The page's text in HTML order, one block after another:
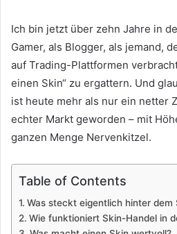
Ich bin jetzt über zehn Jahre in
Gamer, als Blogger, als jemand,
auf Trading-Plattformen
einen Skin“ zu ergattern. Und
ist heute mehr als nur ein netter
echter Markt geworden – mit
ganzen Menge Nervenkitzel.
Table of Contents
Was steckt eigentlich hinter dem
Wie funktioniert Skin-Handel in